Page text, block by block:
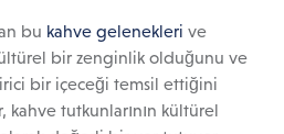
bu kahve gelenekleri ve
bir zenginlik olduğunu ve
bir içeceği temsil ettiğini
tutkunlarının kültürel